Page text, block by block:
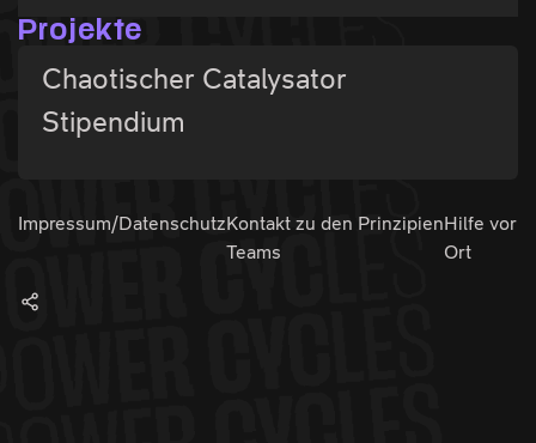
Projekte
Chaotischer Catalysator
Stipendium
Impressum/DatenschutzKontakt zu den
Teams
PrinzipienHilfe vor
Ort